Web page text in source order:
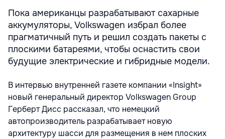
Пока американцы разрабатывают сахарные
аккумуляторы, Volkswagen избрал более
прагматичный путь и решил создать пакеты с
плоскими батареями, чтобы оснастить свои
будущие электрические и гибридные модели.
В интервью внутренней газете компании «Insight»
новый генеральный директор Volkswagen Group
Герберт Дисс рассказал, что немецкий
автопроизводитель разрабатывает новую
архитектуру шасси для размещения в нем плоских